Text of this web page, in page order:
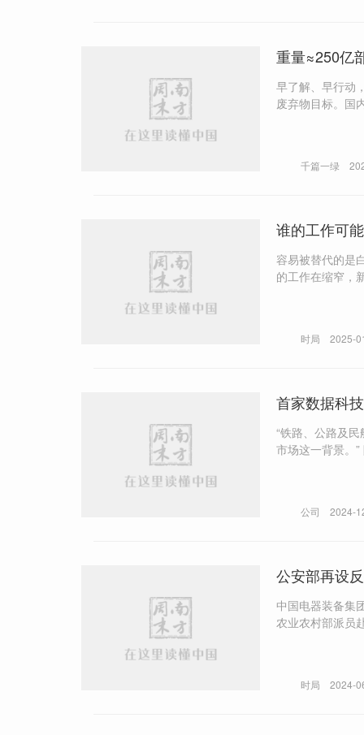
重量≈250亿
早了解、早行动，才能及
废弃物目标。国
千篇一绿
谁的工作可
容易被替代的是
的工作在缩窄，新
时局 2025-
首家数据科
“铁路、公路及民航等中国交
市场这一背景。” 降低物流成本，其中一个办法就是技术性降本，通过物联网、大数据等新一代信息科技技术来推进关键物
公司 2024-
公安部再设
中国电器装备集团、中国医
时局 2024-